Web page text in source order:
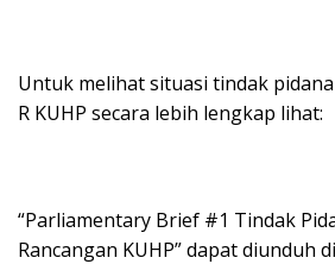
Untuk melihat situasi tindak
R KUHP secara lebih lengkap lihat:
“Parliamentary Brief #1 Tindak
Rancangan KUHP” dapat diunduh